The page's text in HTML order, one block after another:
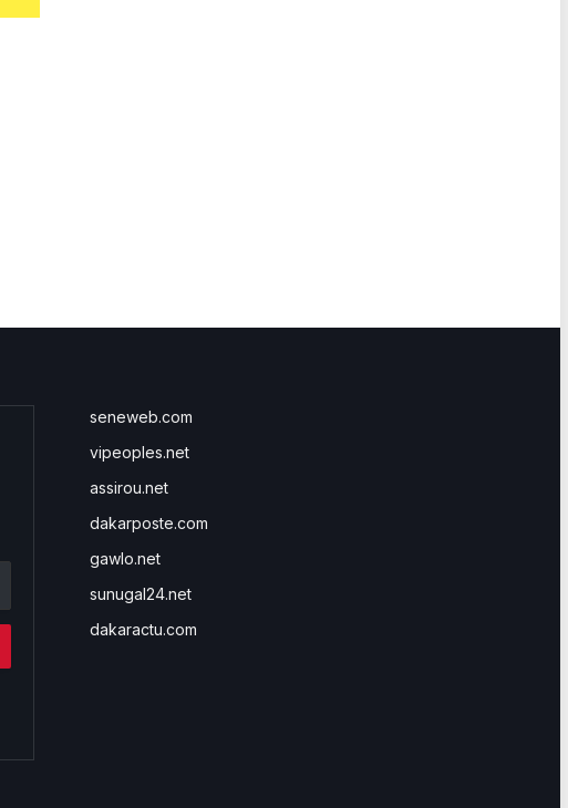
seneweb.com
vipeoples.net
assirou.net
dakarposte.com
gawlo.net
sunugal24.net
dakaractu.com